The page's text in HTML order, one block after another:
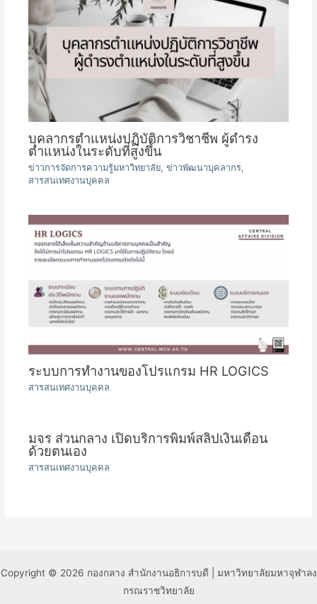
บุคลากรตำแหน่งปฏิบัติการวิชาชีพ ผู้ดำรง
ตำแหน่งในระดับที่สูงขึ้น
ข่าวการจัดการความรู้มหาวิทยาลัย,ข่าวพัฒนาบุคลากร,
สารสนเทศงานบุคคล
ระบบการทำงานของโปรแกรม HR LOGICS
สารสนเทศงานบุคคล
มจร ส่วนกลาง เปิดบริการพิมพ์สลิปเงินเดือน
ด้วยตนเอง
สารสนเทศงานบุคคล
Copyright © 2026 กองกลาง สำนักงานอธิการบดี | มหาวิทยาลัยมหาจุฬาลง
กรณราชวิทยาลัย